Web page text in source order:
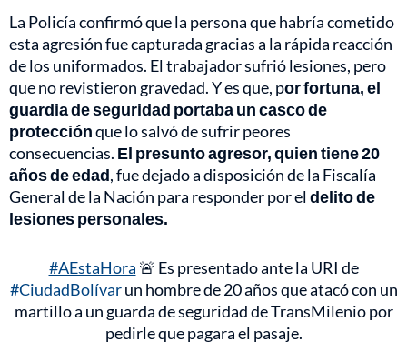
La Policía confirmó que la persona que habría cometido
esta agresión fue capturada gracias a la rápida reacción
de los uniformados. El trabajador sufrió lesiones, pero
que no revistieron gravedad. Y es que, por fortuna, el
guardia de seguridad portaba un casco de
protecciónque lo salvó de sufrir peores
consecuencias. El presunto agresor, quien tiene 20
años de edad, fue dejado a disposición de la Fiscalía
General de la Nación para responder por eldelito de
lesiones personales.
#AEstaHora 🚨 Es presentado ante la URI de
#CiudadBolívarun hombre de 20 años que atacó con un
martillo a un guarda de seguridad de TransMilenio por
pedirle que pagara el pasaje.